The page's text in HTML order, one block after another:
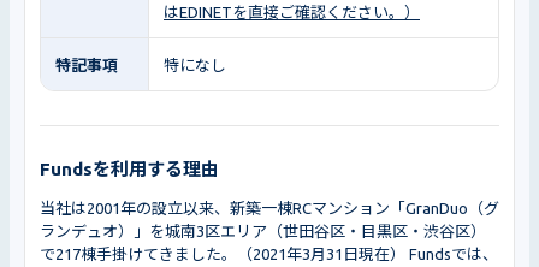
はEDINETを直接ご確認ください。）
特記事項 特になし
Fundsを利用する理由
当社は2001年の設立以来、新築一棟RCマンション「GranDuo（グ
ランデュオ）」を城南3区エリア（世田谷区・目黒区・渋谷区）
で217棟手掛けてきました。（2021年3月31日現在） Fundsでは、